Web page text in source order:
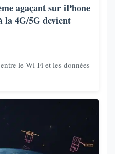
agaçant sur iPhone
la 4G/5G devient
le Wi-Fi et les données